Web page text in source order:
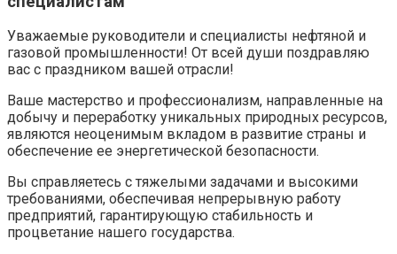
Уважаемые руководители и специалисты нефтяной и
газовой промышленности! От всей души поздравляю
вас с праздником вашей отрасли!
Ваше мастерство и профессионализм, направленные на
добычу и переработку уникальных природных ресурсов,
являются неоценимым вкладом в развитие страны и
обеспечение ее энергетической безопасности.
Вы справляетесь с тяжелыми задачами и высокими
требованиями, обеспечивая непрерывную работу
предприятий, гарантирующую стабильность и
процветание нашего государства.